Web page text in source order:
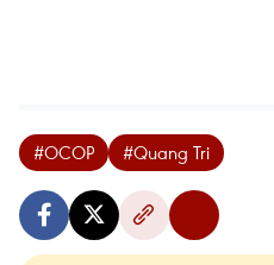
#OCOP #Quang Tri